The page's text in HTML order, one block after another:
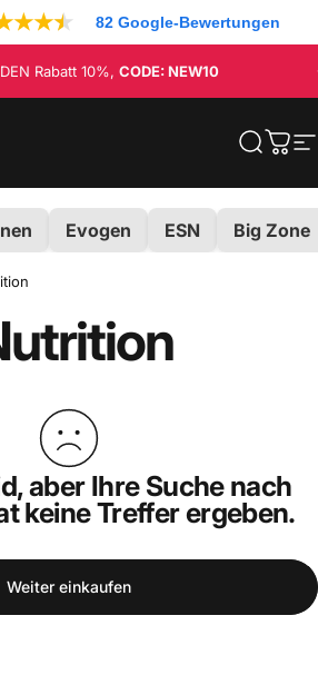
★★★ 82 Google-Bewertungen
Rabatt 10%, CODE: NEW10
Suche
Evogen ESN Big Zone
aber Ihre Suche nach
keine Treffer ergeben.
Weiter einkaufen